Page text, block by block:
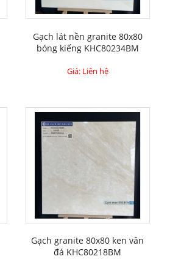
Gạch lát nền granite 80x80
bóng kiếng KHC80234BM
Giá: Liên hệ
Gạch granite 80x80 ken vân
đá KHC80218BM